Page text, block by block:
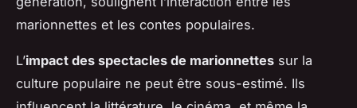
marionnettes et les contes populaires.
L’impact des spectacles de marionnettes sur la
culture populaire ne peut être sous-estimé. Ils